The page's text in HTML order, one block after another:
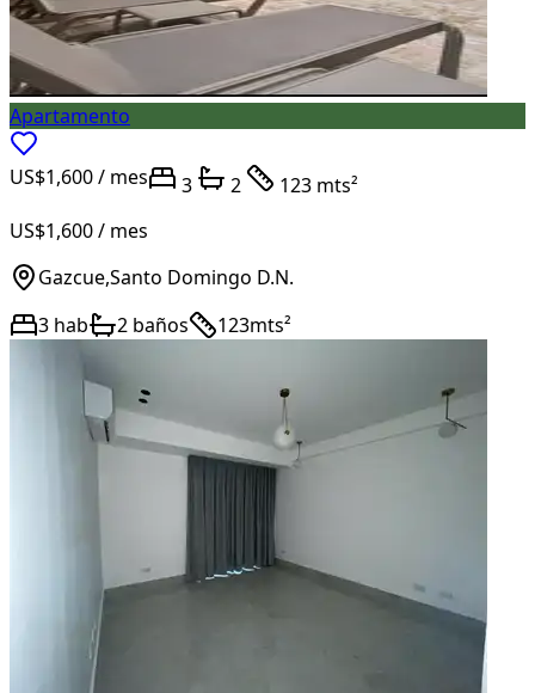
Apartamento
US$1,600/ mes 3 2
123 mts²
US$1,600/ mes
Gazcue,Santo Domingo D.N.
3 hab 2 baños 123mts²